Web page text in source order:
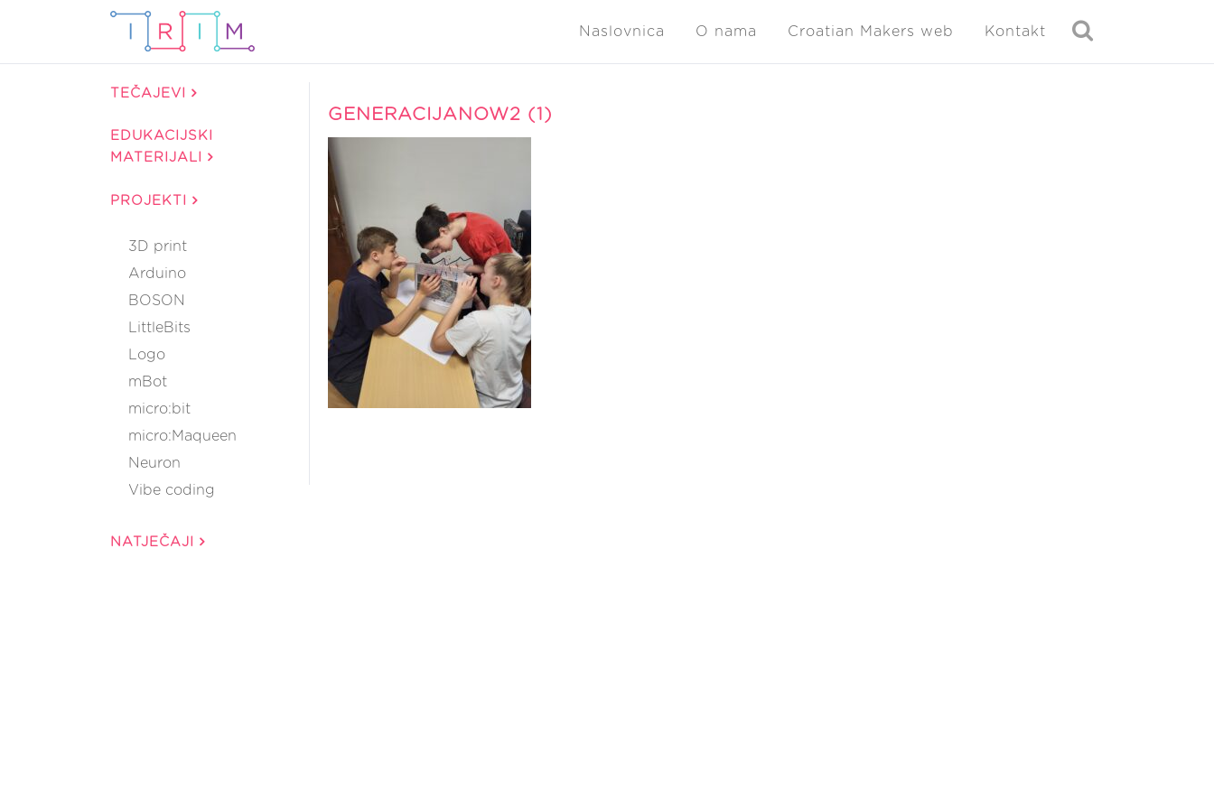
Naslovnica O nama Croatian Makers web Kontakt
TEČAJEVI
EDUKACIJSKI
MATERIJALI
PROJEKTI
3D print
Arduino
BOSON
LittleBits
Logo
mBot
micro:bit
micro:Maqueen
Neuron
Vibe coding
NATJEČAJI
GENERACIJANOW2 (1)